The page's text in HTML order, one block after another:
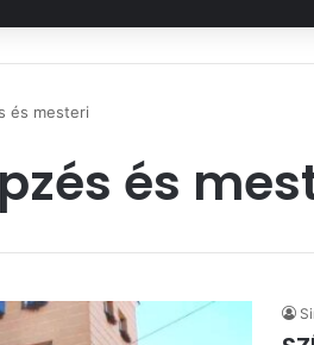
és mesteri
és